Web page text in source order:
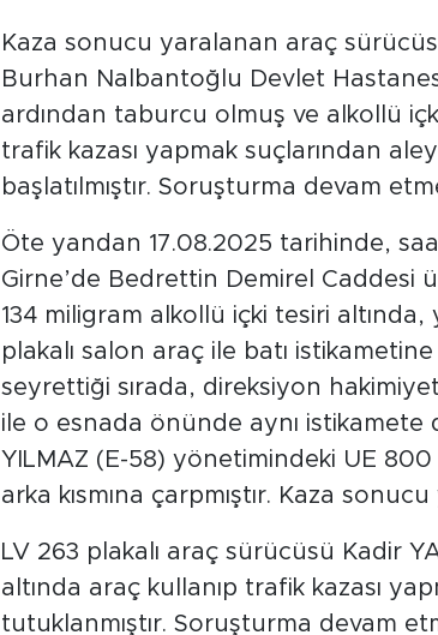
Kaza sonucu yaralanan araç
Burhan Nalbantoğlu Devlet
ardından taburcu olmuş ve alkollü
trafik kazası yapmak suçlarından
başlatılmıştır. Soruşturma devam
Öte yandan 17.08.2025 tarihinde,
Girne’de Bedrettin Demirel Caddesi
134 miligram alkollü içki tesiri
plakalı salon araç ile batı
seyrettiği sırada, direksiyon
ile o esnada önünde aynı istikamete
YILMAZ (E-58) yönetimindeki UE 800
arka kısmına çarpmıştır. Kaza
LV 263 plakalı araç sürücüsü Kadir
altında araç kullanıp trafik kazası
tutuklanmıştır. Soruşturma devam